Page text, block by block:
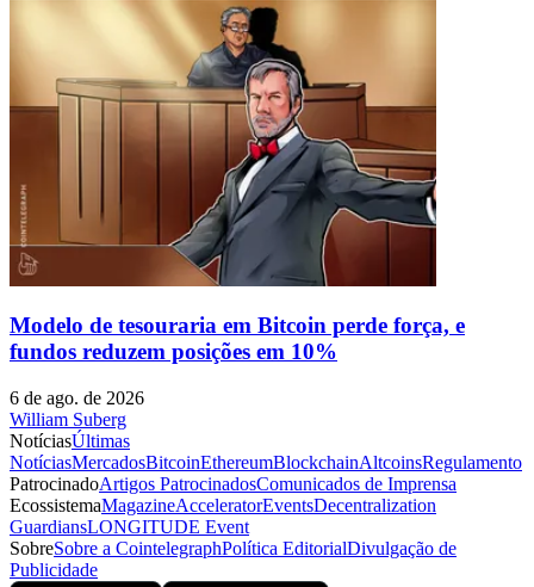
Modelo de tesouraria em Bitcoin perde força, e
fundos reduzem posições em 10%
6 de ago. de 2026
William Suberg
NotíciasÚltimas
NotíciasMercadosBitcoinEthereumBlockchainAltcoinsRegulamento
PatrocinadoArtigos PatrocinadosComunicados de Imprensa
EcossistemaMagazineAcceleratorEventsDecentralization
GuardiansLONGITUDE Event
SobreSobre a CointelegraphPolítica EditorialDivulgação de
Publicidade